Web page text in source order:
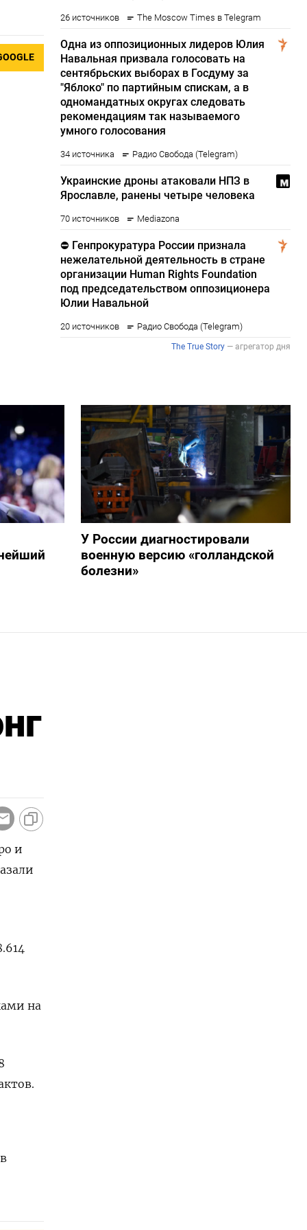
У России диагностировали
военную версию «голландской
болезни»
и
на